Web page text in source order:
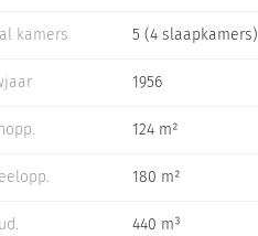
kamers 5 (4 slaapkamers)
1956
124 m²
180 m²
440 m³